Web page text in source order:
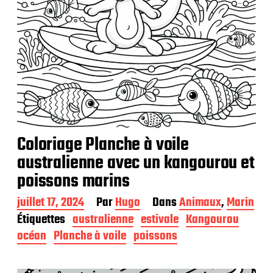
Coloriage Planche à voile
australienne avec un kangourou et
poissons marins
D
a
t
e
juillet 17, 2024 ParHugo DansAnimaux,Marin
Étiquettes australienne estivale Kangourou
océan Planche à voile poissons